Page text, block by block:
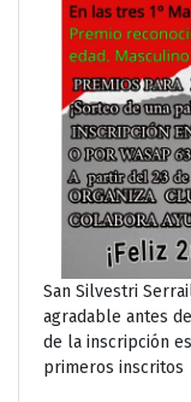
San Silvestri
agradable antes
de la inscripción
primeros inscritos